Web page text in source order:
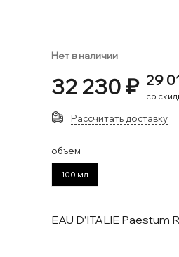
Нет в наличии
32 230 ₽ 29
со
Рассчитать доставку
объем
100 мл
EAU D’ITALIE Paestum